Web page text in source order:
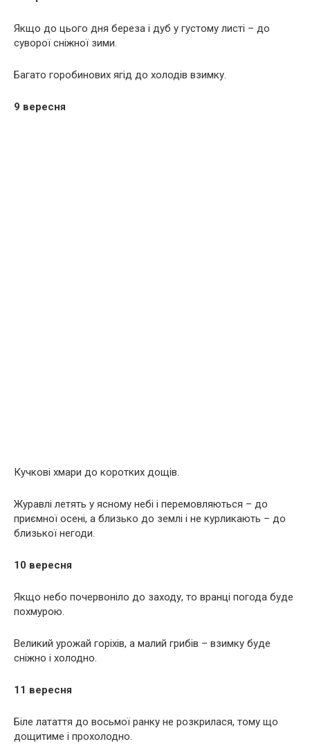
Якщо до цього дня береза і дуб у густому листі – до
суворої сніжної зими.
Багато горобинових ягід до холодів взимку.
9 вересня
Кучкові хмари до коротких дощів.
Журавлі летять у ясному небі і перемовляються – до
приємної осені, а близько до землі і не курликають – до
близької негоди.
10 вересня
Якщо небо почервоніло до заходу, то вранці погода буде
похмурою.
Великий урожай горіхів, а малий грибів – взимку буде
сніжно і холодно.
11 вересня
Біле латаття до восьмої ранку не розкрилася, тому що
дощитиме і прохолодно.